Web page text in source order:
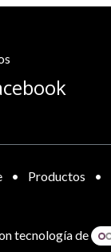
• Productos •
tecnología de